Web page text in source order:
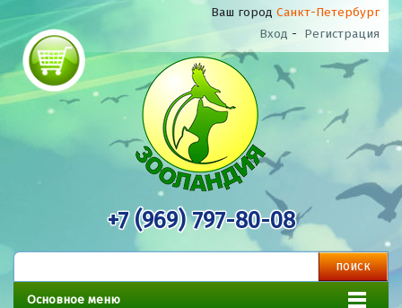
Ваш город Санкт-Петербург
Вход - Регистрация
+7 (969) 797-80-08
Основное меню